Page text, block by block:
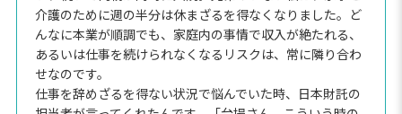
介護のために週の半分は休まざるを得なくなりました。ど
んなに本業が順調でも、家庭内の事情で収入が絶たれる、
あるいは仕事を続けられなくなるリスクは、常に隣り合わ
せなのです。
仕事を辞めざるを得ない状況で悩んでいた時、日本財託の